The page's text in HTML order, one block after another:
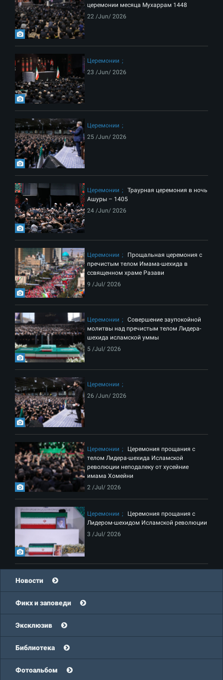
церемонии месяца Мухаррам 1448
22 /Jun/ 2026
Церемонии
23 /Jun/ 2026
Церемонии
25 /Jun/ 2026
Церемонии
Траурная церемония в ночь
Ашуры – 1405
24 /Jun/ 2026
Церемонии
Прощальная церемония с
пречистым телом Имама-шехида в
ссвященном храме Разави
9 /Jul/ 2026
Церемонии
Совершение заупокойной
молитвы над пречистым телом Лидера-
шехида исламской уммы
5 /Jul/ 2026
Церемонии
26 /Jun/ 2026
Церемонии
Церемония прощания с
телом Лидера-шехида Исламской
революции неподалеку от хусейние
имама Хомейни
2 /Jul/ 2026
Церемонии
Церемония прощания с
Лидером-шехидом Исламской революции
3 /Jul/ 2026
Новости
Фикх и заповеди
Эксклюзив
Библиотека
Фотоальбом